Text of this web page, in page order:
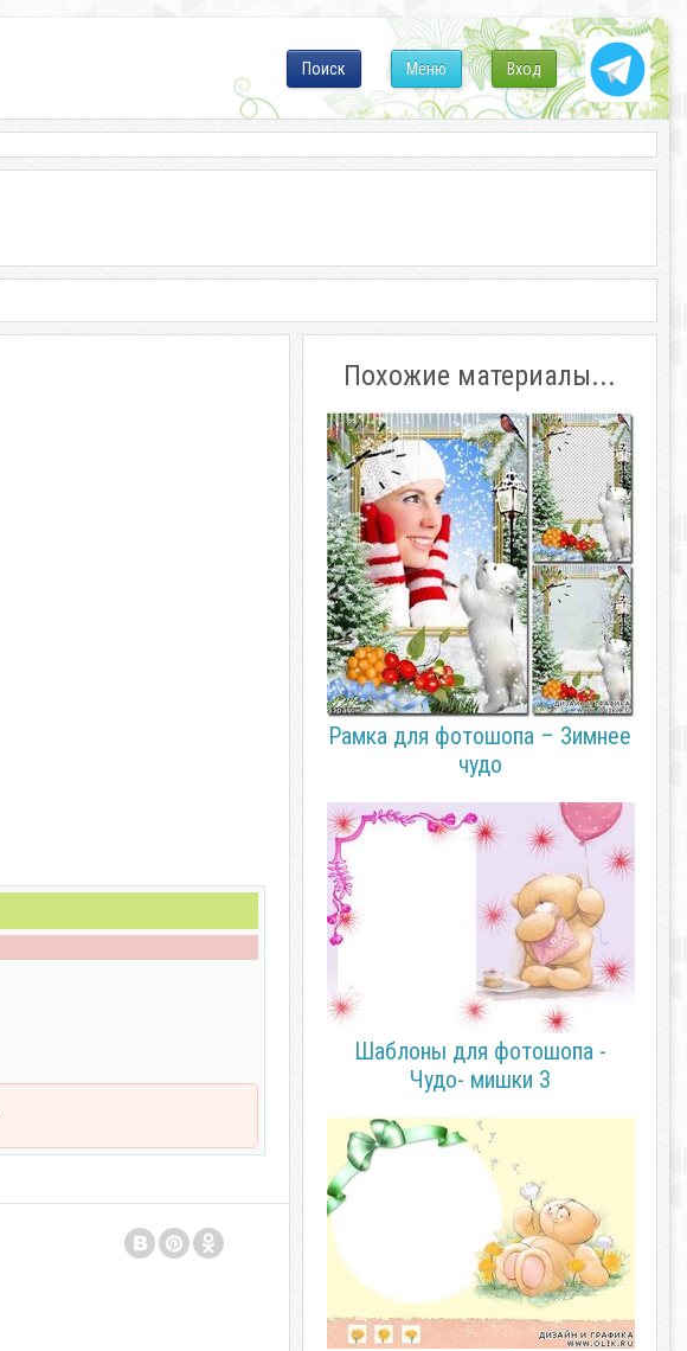
Вход
Меню
Поиск
Похожие материалы...
Рамка для фотошопа – Зимнее
чудо
Шаблоны для фотошопа -
Чудо- мишки 3